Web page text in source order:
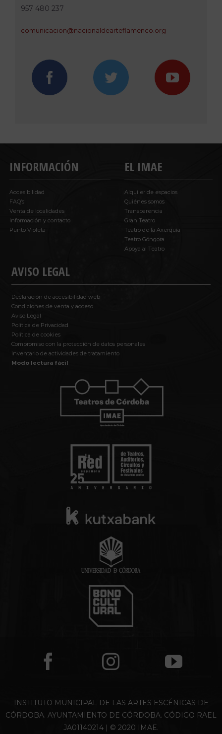
957 480 237
comunicacion@nacionaldearteflamenco.org
INFORMACIÓN
Accesibilidad
FAQ’s
Venta de localidades
Información y contacto
Punto Violeta
AVISO LEGAL
Declaración de accesibilidad web
Condiciones de venta y acceso
Aviso Legal
Política de Privacidad
Política de cookies
Compromiso con la protección de datos personales
Inventario de actividades de tratamiento
Modo lectura fácil
EL IMAE
Alquiler de espacios
Quiénes somos
Transparencia
Gran Teatro
Teatro de la Axerquía
Teatro Góngora
Apoya al Teatro
INSTITUTO MUNICIPAL DE LAS ARTES ESCÉNICAS DE
CÓRDOBA. AYUNTAMIENTO DE CÓRDOBA. CÓDIGO RAEL
JA01140214 | © 2020 IMAE.